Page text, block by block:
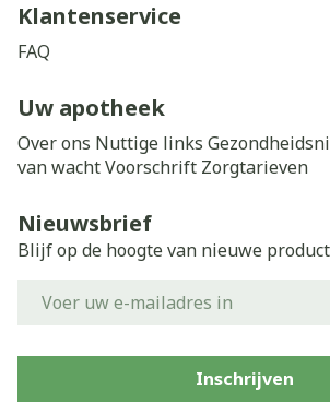
Klantenservice
FAQ
Uw apotheek
Over ons Nuttige links
van wachtVoorschrift Zorgtarieven
Nieuwsbrief
Blijf op de hoogte van nieuwe
Inschrijven